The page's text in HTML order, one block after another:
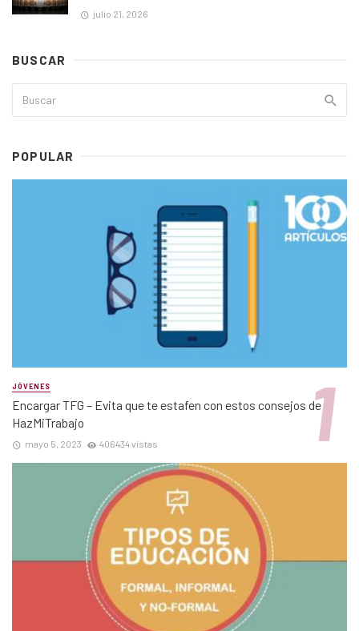
julio 21, 2026
BUSCAR
POPULAR
JÓVENES
Encargar TFG – Evita que te estafen con estos consejos de
HazMiTrabajo
mayo 5, 2023 406434 vistas